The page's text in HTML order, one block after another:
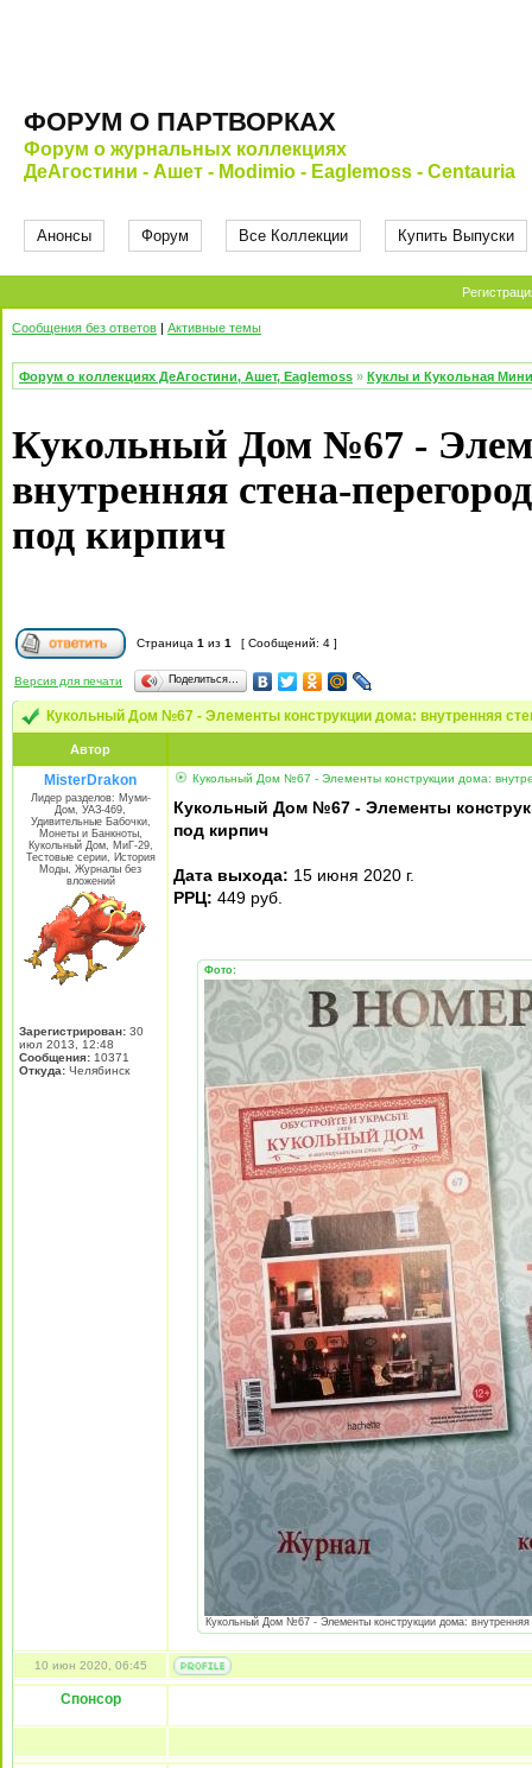
ФОРУМ О ПАРТВОРКАХ
Форум о журнальных коллекциях
ДеАгостини - Ашет - Modimio - Eaglemoss - Centauria
Анонсы Форум Все Коллекции Купить Выпуски
Сообщения без ответов | Активные темы
Форум о коллекциях ДеАгостини, Ашет, Eaglemoss » Куклы и Кукольная
Кукольный Дом №67 -
внутренняя стена-
под кирпич
Страница 1 из 1 [ Сообщений: 4 ]
Версия для печати Поделиться…
Кукольный Дом №67 - Элементы конструкции дома: внутренняя
Автор
MisterDrakon
Лидер разделов: Муми-
Дом, УАЗ-469,
Удивительные Бабочки,
Монеты и Банкноты,
Кукольный Дом, МиГ-29,
Тестовые серии, История
Моды, Журналы без
вложений
Зарегистрирован: 30
июл 2013, 12:48
Сообщения: 10371
Откуда: Челябинск
Кукольный Дом №67 - Элементы конструкции дома:
Кукольный Дом №67 - Элементы
под кирпич
Дата выхода: 15 июня 2020 г.
РРЦ: 449 руб.
Фото:
Кукольный Дом №67 - Элементы конструкции дома:
10 июн 2020, 06:45
Спонсор